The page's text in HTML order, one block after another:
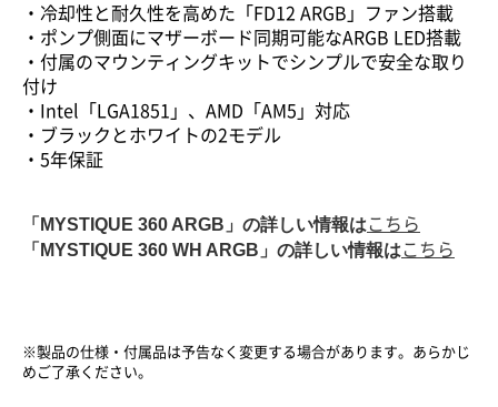
・冷却性と耐久性を高めた「FD12 ARGB」ファン搭載
・ポンプ側面にマザーボード同期可能なARGB LED搭載
・付属のマウンティングキットでシンプルで安全な取り
付け
・Intel「LGA1851」、AMD「AM5」対応
・ブラックとホワイトの2モデル
・5年保証
「 MYSTIQUE 360 ARGB 」の詳しい情報はこちら
「 MYSTIQUE 360 WH ARGB 」の詳しい情報はこちら
※製品の仕様・付属品は予告なく変更する場合があります。あらかじ
めご了承ください。